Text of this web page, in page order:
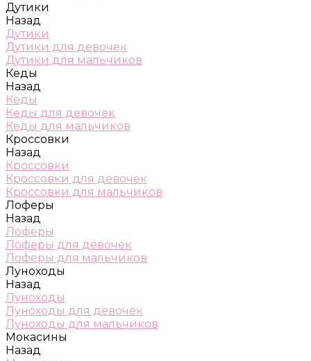
Дутики
Назад
Дутики
Дутики для девочек
Дутики для мальчиков
Кеды
Назад
Кеды
Кеды для девочек
Кеды для мальчиков
Кроссовки
Назад
Кроссовки
Кроссовки для девочек
Кроссовки для мальчиков
Лоферы
Назад
Лоферы
Лоферы для девочек
Лоферы для мальчиков
Луноходы
Назад
Луноходы
Луноходы для девочек
Луноходы для мальчиков
Мокасины
Назад